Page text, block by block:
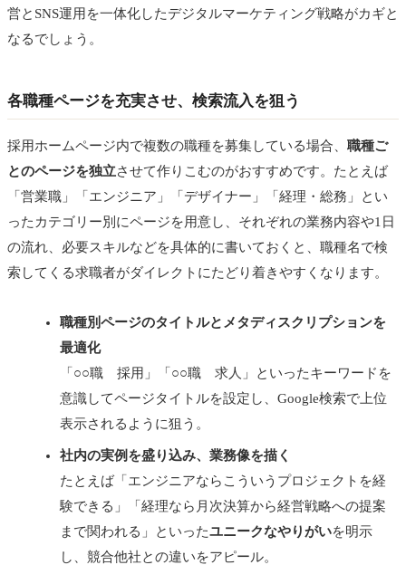
営とSNS運用を一体化したデジタルマーケティング戦略がカギと
なるでしょう。
各職種ページを充実させ、検索流入を狙う
採用ホームページ内で複数の職種を募集している場合、 職種ご
とのページを独立させて作りこむのがおすすめです。たとえば
「営業職」「エンジニア」「デザイナー」「経理・総務」とい
ったカテゴリー別にページを用意し、それぞれの業務内容や1日
の流れ、必要スキルなどを具体的に書いておくと、職種名で検
索してくる求職者がダイレクトにたどり着きやすくなります。
職種別ページのタイトルとメタディスクリプションを
最適化
「○○職 採用」「○○職 求人」といったキーワードを
意識してページタイトルを設定し、Google検索で上位
表示されるように狙う。
社内の実例を盛り込み、業務像を描く
たとえば「エンジニアならこういうプロジェクトを経
験できる」「経理なら月次決算から経営戦略への提案
まで関われる」といったユニークなやりがいを明示
し、競合他社との違いをアピール。